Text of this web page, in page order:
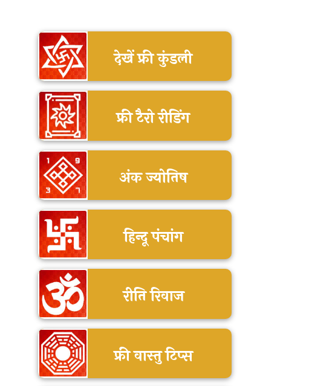
देखें फ्री कुंडली
फ्री टैरो रीडिंग
अंक ज्योतिष
हिन्दू पंचांग
रीति रिवाज
फ्री वास्तु टिप्स